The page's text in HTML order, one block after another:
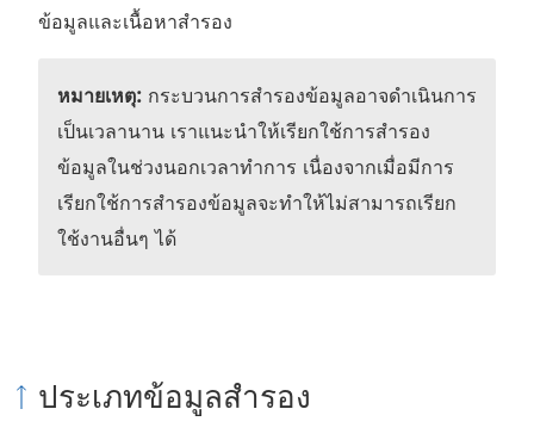
ข้อมูลและเนื้อหาสำรอง
หมายเหตุ: กระบวนการสำรองข้อมูลอาจดำเนินการ
เป็นเวลานาน เราแนะนำให้เรียกใช้การสำรอง
ข้อมูลในช่วงนอกเวลาทำการ เนื่องจากเมื่อมีการ
เรียกใช้การสำรองข้อมูลจะทำให้ไม่สามารถเรียก
ใช้งานอื่นๆ ได้
ประเภทข้อมูลสำรอง